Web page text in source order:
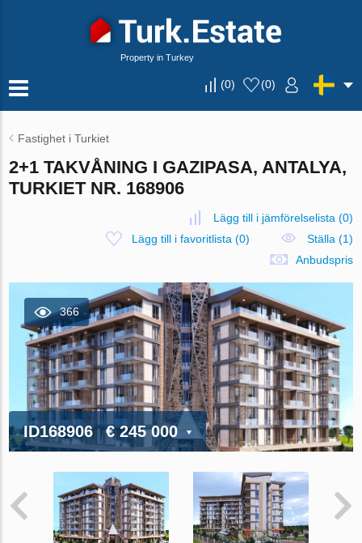
Property in Turkey
(0) (0)
Fastighet i Turkiet
2+1 TAKVÅNING I GAZIPASA, ANTALYA,
TURKIET NR. 168906
Lägg till i jämförelselista (0)
Lägg till i favoritlista (0)
Ställa (1)
Anbudspris
366
ID168906 € 245 000